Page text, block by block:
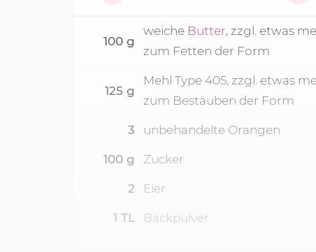
100 g
weiche Butter, zzgl. etwas
zum Fetten der Form
125 g
Mehl Type 405, zzgl. etwas
zum Bestäuben der Form
3 unbehandelte Orangen
100 g Zucker
2 Eier
1 TL Backpulver